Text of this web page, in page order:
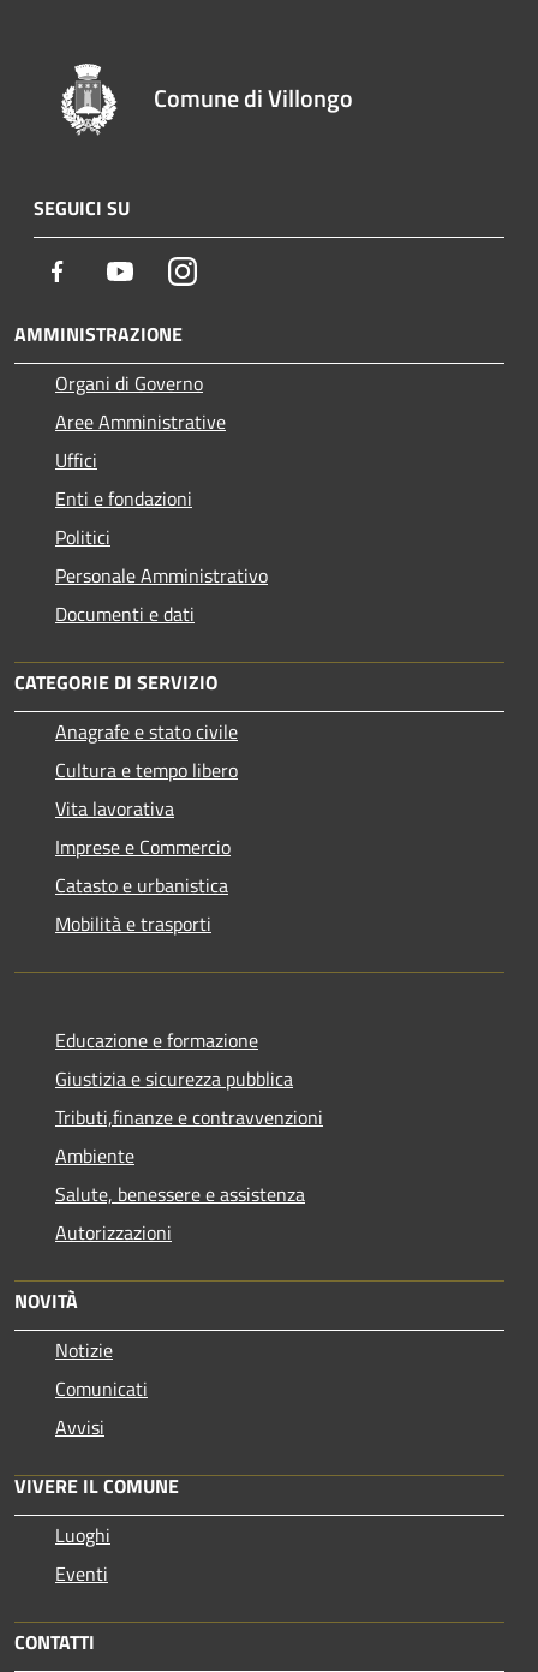
Comune di Villongo
SEGUICI SU
Facebook YoutubeInstagram
AMMINISTRAZIONE
Organi di Governo
Aree Amministrative
Uffici
Enti e fondazioni
Politici
Personale Amministrativo
Documenti e dati
CATEGORIE DI SERVIZIO
Anagrafe e stato civile
Cultura e tempo libero
Vita lavorativa
Imprese e Commercio
Catasto e urbanistica
Mobilità e trasporti
Educazione e formazione
Giustizia e sicurezza pubblica
Tributi,finanze e contravvenzioni
Ambiente
Salute, benessere e assistenza
Autorizzazioni
NOVITÀ
Notizie
Comunicati
Avvisi
VIVERE IL COMUNE
Luoghi
Eventi
CONTATTI